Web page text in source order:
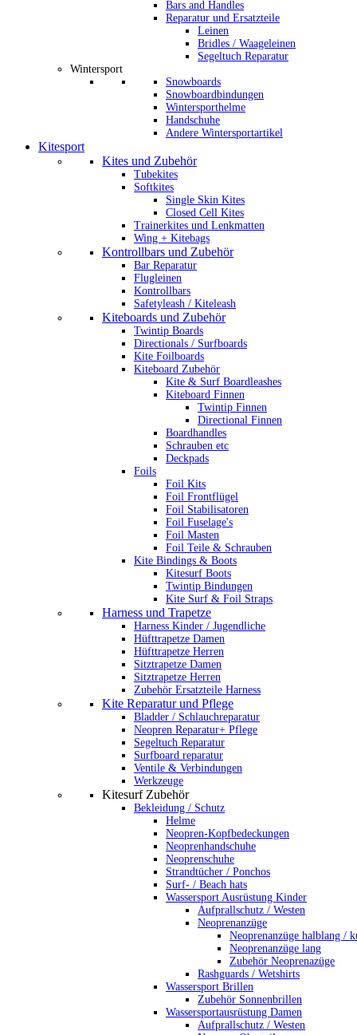
Bars and Handles
Reparatur und Ersatzteile
Leinen
Bridles / Waageleinen
Segeltuch Reparatur
Wintersport
Snowboards
Snowboardbindungen
Wintersporthelme
Handschuhe
Andere Wintersportartikel
Kitesport
Kites und Zubehör
Tubekites
Softkites
Single Skin Kites
Closed Cell Kites
Trainerkites und Lenkmatten
Wing + Kitebags
Kontrollbars und Zubehör
Bar Reparatur
Flugleinen
Kontrollbars
Safetyleash / Kiteleash
Kiteboards und Zubehör
Twintip Boards
Directionals / Surfboards
Kite Foilboards
Kiteboard Zubehör
Kite & Surf Boardleashes
Kiteboard Finnen
Twintip Finnen
Directional Finnen
Boardhandles
Schrauben etc
Deckpads
Foils
Foil Kits
Foil Frontflügel
Foil Stabilisatoren
Foil Fuselage's
Foil Masten
Foil Teile & Schrauben
Kite Bindings & Boots
Kitesurf Boots
Twintip Bindungen
Kite Surf & Foil Straps
Harness und Trapetze
Harness Kinder / Jugendliche
Hüfttrapetze Damen
Hüfttrapetze Herren
Sitztrapetze Damen
Sitztrapetze Herren
Zubehör Ersatzteile Harness
Kite Reparatur und Pflege
Bladder / Schlauchreparatur
Neopren Reparatur+ Pflege
Segeltuch Reparatur
Surfboard reparatur
Ventile & Verbindungen
Werkzeuge
Kitesurf Zubehör
Bekleidung / Schutz
Helme
Neopren-Kopfbedeckungen
Neoprenhandschuhe
Neoprenschuhe
Strandtücher / Ponchos
Surf- / Beach hats
Wassersport Ausrüstung Kinder
Aufprallschutz / Westen
Neoprenanzüge
Neoprenanzüge halblang /
Neoprenanzüge lang
Zubehör Neoprenazüge
Rashguards / Wetshirts
Wassersport Brillen
Zubehör Sonnenbrillen
Wassersportausrüstung Damen
Aufprallschutz / Westen